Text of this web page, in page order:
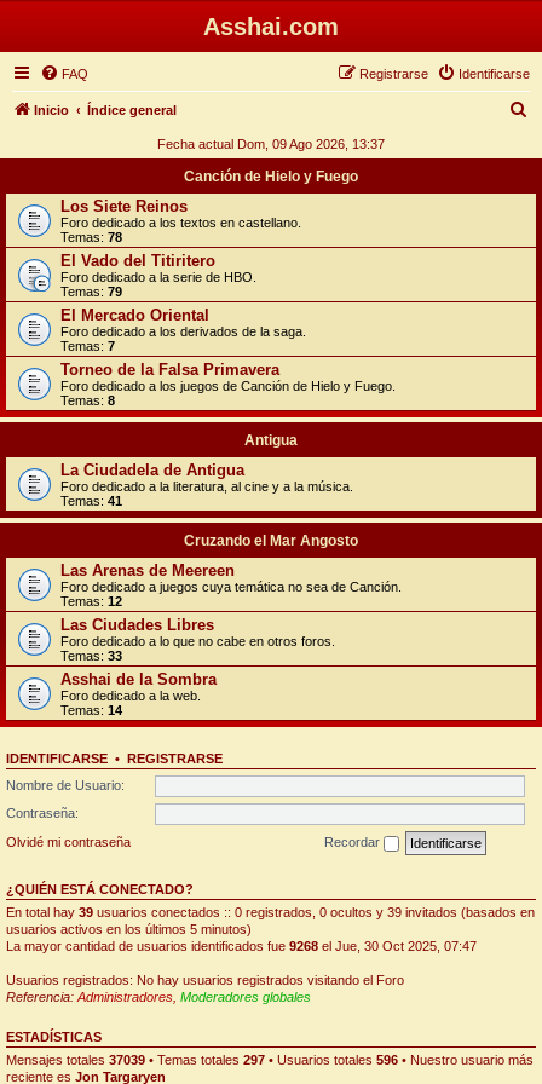
Asshai.com
FAQ Identificarse
Registrarse
Inicio Índice general
c
Fecha actual Dom, 09 Ago 2026, 13:37
Canción de Hielo y Fuego
Los Siete Reinos
Foro dedicado a los textos en castellano.
Temas: 78
El Vado del Titiritero
Foro dedicado a la serie de HBO.
Temas: 79
El Mercado Oriental
Foro dedicado a los derivados de la saga.
Temas: 7
Torneo de la Falsa Primavera
Foro dedicado a los juegos de Canción de Hielo y Fuego.
Temas: 8
Antigua
La Ciudadela de Antigua
Foro dedicado a la literatura, al cine y a la música.
Temas: 41
Cruzando el Mar Angosto
Las Arenas de Meereen
Foro dedicado a juegos cuya temática no sea de Canción.
Temas: 12
Las Ciudades Libres
Foro dedicado a lo que no cabe en otros foros.
Temas: 33
Asshai de la Sombra
Foro dedicado a la web.
Temas: 14
IDENTIFICARSE • REGISTRARSE
Nombre de Usuario:
Contraseña:
Olvidé mi contraseña
Recordar
¿QUIÉN ESTÁ CONECTADO?
En total hay 39 usuarios conectados :: 0 registrados, 0 ocultos y 39 invitados (basados en
usuarios activos en los últimos 5 minutos)
La mayor cantidad de usuarios identificados fue 9268 el Jue, 30 Oct 2025, 07:47
Usuarios registrados: No hay usuarios registrados visitando el Foro
Referencia: Administradores Moderadores globales
ESTADÍSTICAS
Mensajes totales 37039 • Temas totales 297 • Usuarios totales 596 • Nuestro usuario más
reciente es Jon Targaryen